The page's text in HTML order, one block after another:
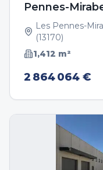
Pennes-
Les Pennes-
(13170)
1,412 m²
2 864 064 €